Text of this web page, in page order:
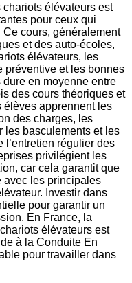
chariots élévateurs est
pour ceux qui
cours, généralement
et des auto-écoles,
élévateurs, les
préventive et les bonnes
en moyenne entre
des cours théoriques et
élèves apprennent les
des charges, les
les basculements et les
l’entretien régulier des
privilégient les
car cela garantit que
avec les principales
Investir dans
pour garantir un
En France, la
élévateurs est
à la Conduite En
pour travailler dans